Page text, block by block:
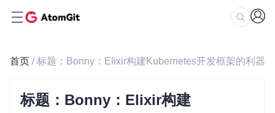
首页 / 标题：Bonny：Elixir构建Kubernetes开发框架的利器
标题：Bonny：Elixir构建